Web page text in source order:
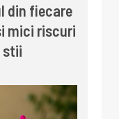
din fiecare
mici riscuri
stii